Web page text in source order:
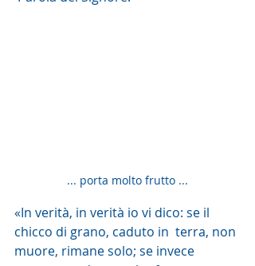
... porta molto frutto ...
«In verità, in verità io vi dico: se il
chicco di grano, caduto in  terra, non
muore, rimane solo; se invece